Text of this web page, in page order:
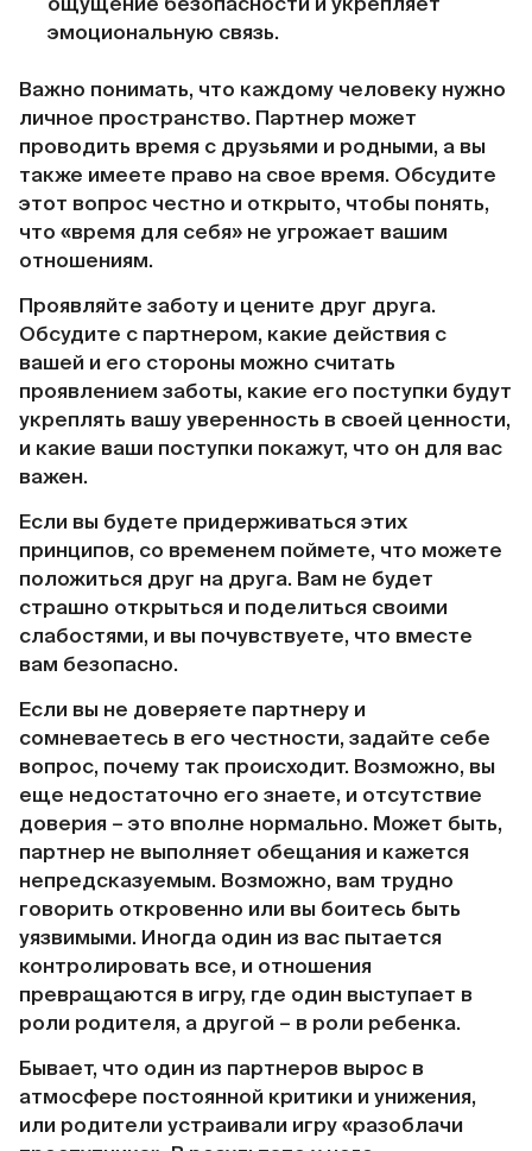
ощущение безопасности и укрепляет
эмоциональную связь.
Важно понимать, что каждому человеку нужно
личное пространство. Партнер может
проводить время с друзьями и родными, а вы
также имеете право на свое время. Обсудите
этот вопрос честно и открыто, чтобы понять,
что «время для себя» не угрожает вашим
отношениям.
Проявляйте заботу и цените друг друга.
Обсудите с партнером, какие действия с
вашей и его стороны можно считать
проявлением заботы, какие его поступки будут
укреплять вашу уверенность в своей ценности,
и какие ваши поступки покажут, что он для вас
важен.
Если вы будете придерживаться этих
принципов, со временем поймете, что можете
положиться друг на друга. Вам не будет
страшно открыться и поделиться своими
слабостями, и вы почувствуете, что вместе
вам безопасно.
Если вы не доверяете партнеру и
сомневаетесь в его честности, задайте себе
вопрос, почему так происходит. Возможно, вы
еще недостаточно его знаете, и отсутствие
доверия – это вполне нормально. Может быть,
партнер не выполняет обещания и кажется
непредсказуемым. Возможно, вам трудно
говорить откровенно или вы боитесь быть
уязвимыми. Иногда один из вас пытается
контролировать все, и отношения
превращаются в игру, где один выступает в
роли родителя, а другой – в роли ребенка.
Бывает, что один из партнеров вырос в
атмосфере постоянной критики и унижения,
или родители устраивали игру «разоблачи